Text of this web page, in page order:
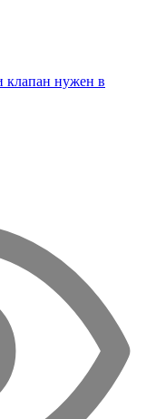
клапан нужен в